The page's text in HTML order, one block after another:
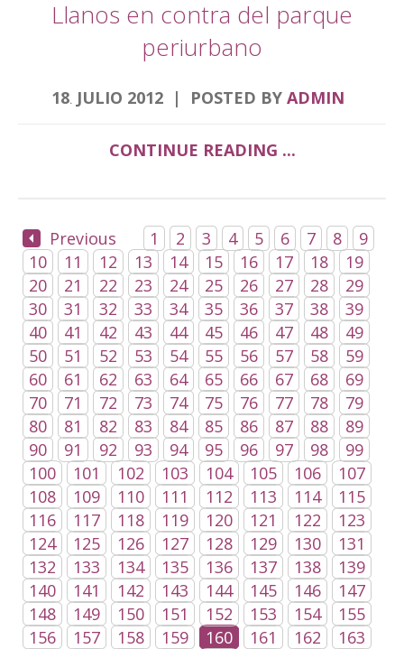
Llanos en contra del parque
periurbano
18. JULIO 2012 POSTED BY ADMIN
CONTINUE READING ...
Previous 1 2 3 4 5 6 7 8
9
10
11 12 13 14 15 16 17 18
19
20
21 22 23 24 25 26 27 28
29
30
31 32 33 34 35 36 37 38
39
40
41 42 43 44 45 46 47 48
49
50
51 52 53 54 55 56 57 58
59
60
61 62 63 64 65 66 67 68
69
70
71 72 73 74 75 76 77 78
79
80
81 82 83 84 85 86 87 88
89
90
91 92 93 94 95 96 97 98
99
100
101 102 103 104 105 106
107
108
109 110 111 112 113 114
115
116
117 118 119 120 121 122
123
124
125 126 127 128 129 130
131
132
133 134 135 136 137 138
139
140
141 142 143 144 145 146
147
148
149 150 151 152 153 154
155
156
157 158 159 160 161 162
163